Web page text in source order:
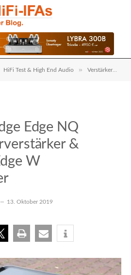
HiFi Test & High End Audio » Verstärker
Edge NQ
&
W
13. Oktober 2019